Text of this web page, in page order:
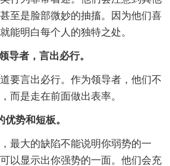
至是脸部微妙的抽搐。因为他们喜
能明白每个人的独特之处。
导者，言出必行。
要言出必行。作为领导者，他们不
而是走在前面做出表率。
势和短板。
最大的缺陷不能说明你弱势的一
以显示出你强势的一面。他们会充